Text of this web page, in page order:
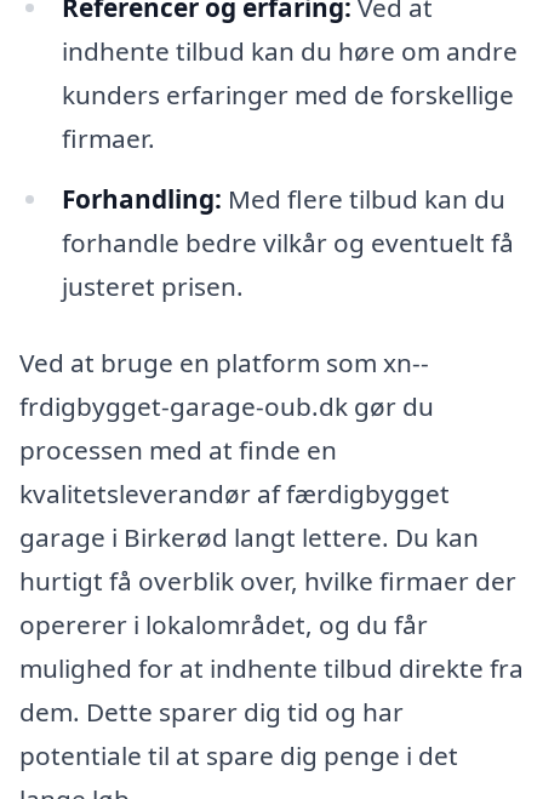
Referencer og erfaring: Ved at
indhente tilbud kan du høre om andre
kunders erfaringer med de forskellige
firmaer.
Forhandling: Med flere tilbud kan du
forhandle bedre vilkår og eventuelt få
justeret prisen.
Ved at bruge en platform som xn--
frdigbygget-garage-oub.dk gør du
processen med at finde en
kvalitetsleverandør af færdigbygget
garage i Birkerød langt lettere. Du kan
hurtigt få overblik over, hvilke firmaer der
opererer i lokalområdet, og du får
mulighed for at indhente tilbud direkte fra
dem. Dette sparer dig tid og har
potentiale til at spare dig penge i det